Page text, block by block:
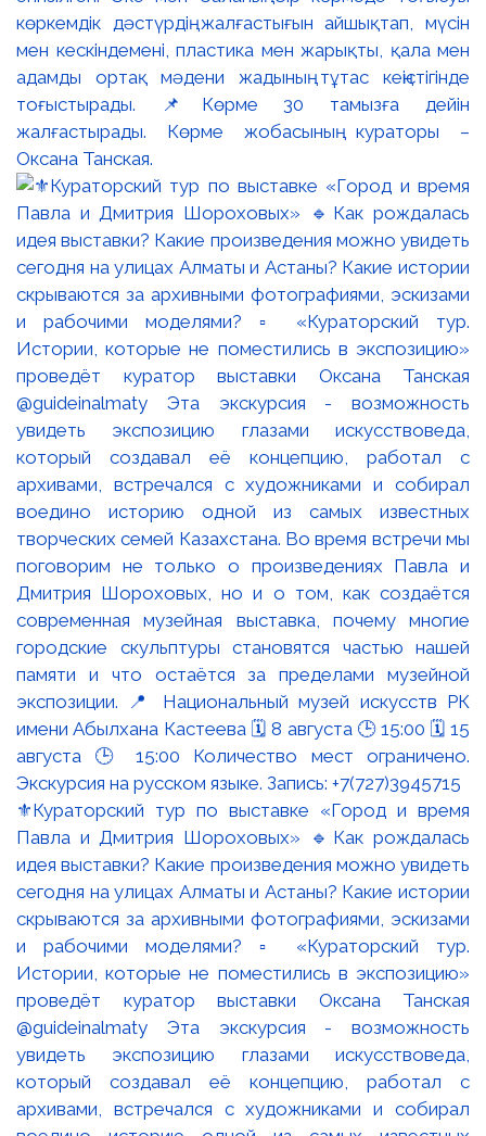
көркемдік дәстүрдің жалғастығын айшықтап, мүсін
мен кескіндемені, пластика мен жарықты, қала мен
адамды ортақ мәдени жадының тұтас кеңістігінде
тоғыстырады. 📌Көрме 30 тамызға дейін
жалғастырады. Көрме жобасының кураторы –
Оксана Танская.
⚜️Кураторский тур по выставке «Город и время
Павла и Дмитрия Шороховых» 🔹Как рождалась
идея выставки? Какие произведения можно увидеть
сегодня на улицах Алматы и Астаны? Какие истории
скрываются за архивными фотографиями, эскизами
и рабочими моделями? ▫️ «Кураторский тур.
Истории, которые не поместились в экспозицию»
проведёт куратор выставки Оксана Танская
@guideinalmaty Эта экскурсия - возможность
увидеть экспозицию глазами искусствоведа,
который создавал её концепцию, работал с
архивами, встречался с художниками и собирал